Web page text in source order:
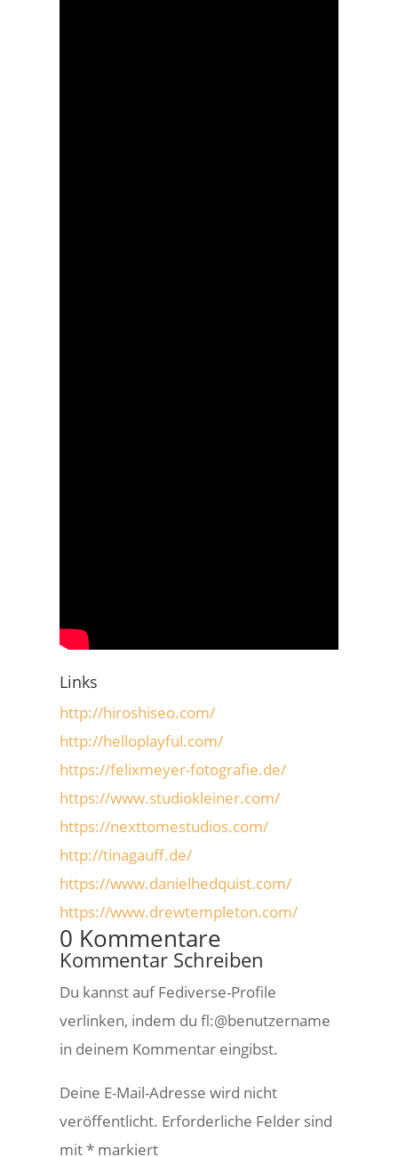
Links
http://hiroshiseo.com/
http://helloplayful.com/
https://felixmeyer-fotografie.de/
https://www.studiokleiner.com/
https://nexttomestudios.com/
http://tinagauff.de/
https://www.danielhedquist.com/
https://www.drewtempleton.com/
0 Kommentare
Kommentar Schreiben
Du kannst auf Fediverse-Profile
verlinken, indem du fl:@benutzername
in deinem Kommentar eingibst.
Deine E-Mail-Adresse wird nicht
veröffentlicht. Erforderliche Felder sind
mit* markiert